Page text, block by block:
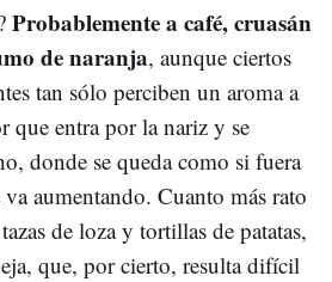
Probablemente a café, cruasán
de naranja, aunque ciertos
tan sólo perciben un aroma a
que entra por la nariz y se
donde se queda como si fuera
aumentando. Cuanto más rato
de loza y tortillas de patatas,
que, por cierto, resulta difícil